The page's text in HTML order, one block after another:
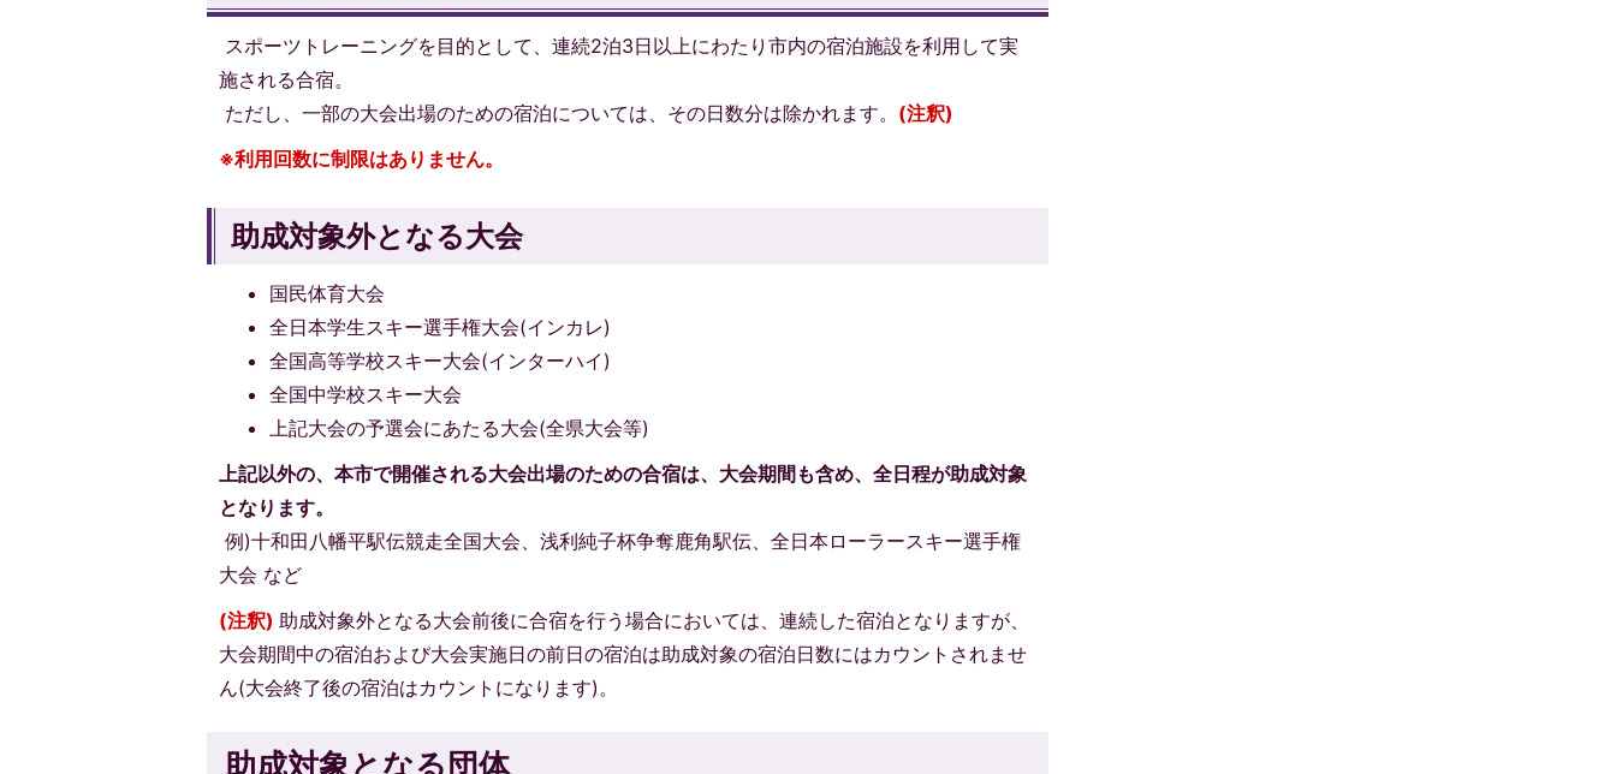
スポーツトレーニングを目的として、連続2泊3日以上にわたり市内の宿泊施設を利用して実
施される合宿。
ただし、一部の大会出場のための宿泊については、その日数分は除かれます。 (注釈)
※利用回数に制限はありません。
助成対象外となる大会
国民体育大会
全日本学生スキー選手権大会(インカレ)
全国高等学校スキー大会(インターハイ)
全国中学校スキー大会
上記大会の予選会にあたる大会(全県大会等)
上記以外の、本市で開催される大会出場のための合宿は、大会期間も含め、全日程が助成対象
となります。
例)十和田八幡平駅伝競走全国大会、浅利純子杯争奪鹿角駅伝、全日本ローラースキー選手権
大会 など
(注釈) 助成対象外となる大会前後に合宿を行う場合においては、連続した宿泊となりますが、
大会期間中の宿泊および大会実施日の前日の宿泊は助成対象の宿泊日数にはカウントされませ
ん(大会終了後の宿泊はカウントになります)。
助成対象となる団体